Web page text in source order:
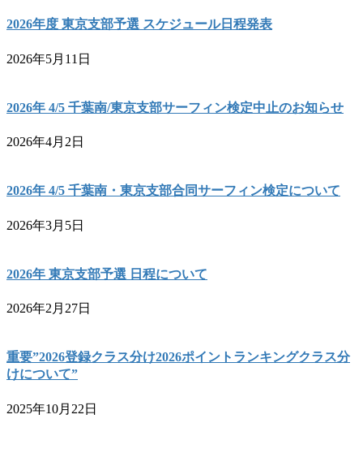
2026年度 東京支部予選 スケジュール日程発表
2026年5月11日
2026年 4/5 千葉南/東京支部サーフィン検定中止のお知らせ
2026年4月2日
2026年 4/5 千葉南・東京支部合同サーフィン検定について
2026年3月5日
2026年 東京支部予選 日程について
2026年2月27日
重要”2026登録クラス分け2026ポイントランキングクラス分
けについて”
2025年10月22日